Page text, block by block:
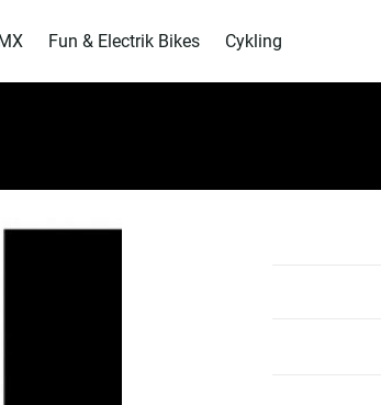
Fun & Electrik Bikes Cykling